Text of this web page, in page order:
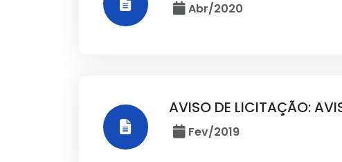
Abr/2020
AVISO DE LICITAÇÃO:
Fev/2019